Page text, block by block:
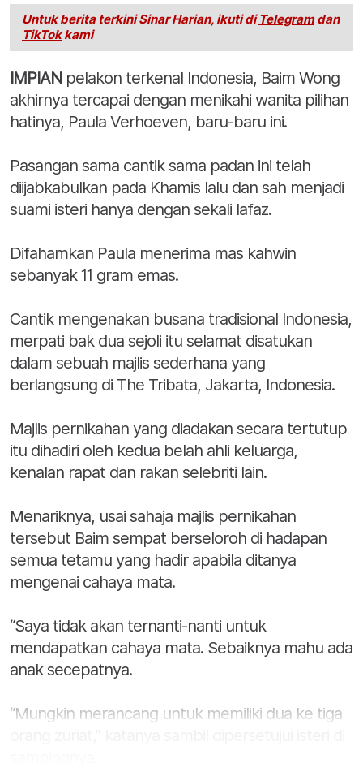
Untuk berita terkini Sinar Harian, ikuti di Telegramdan
TikTokkami
IMPIAN pelakon terkenal Indonesia, Baim Wong
akhirnya tercapai dengan menikahi wanita pilihan
hatinya, Paula Verhoeven, baru-baru ini.
Pasangan sama cantik sama padan ini telah
diijabkabulkan pada Khamis lalu dan sah menjadi
suami isteri hanya dengan sekali lafaz.
Difahamkan Paula menerima mas kahwin
sebanyak 11 gram emas.
Cantik mengenakan busana tradisional Indonesia,
merpati bak dua sejoli itu selamat disatukan
dalam sebuah majlis sederhana yang
berlangsung di The Tribata, Jakarta, Indonesia.
Majlis pernikahan yang diadakan secara tertutup
itu dihadiri oleh kedua belah ahli keluarga,
kenalan rapat dan rakan selebriti lain.
Menariknya, usai sahaja majlis pernikahan
tersebut Baim sempat berseloroh di hadapan
semua tetamu yang hadir apabila ditanya
mengenai cahaya mata.
“Saya tidak akan ternanti-nanti untuk
mendapatkan cahaya mata. Sebaiknya mahu ada
anak secepatnya.
“Mungkin merancang untuk memiliki dua ke tiga